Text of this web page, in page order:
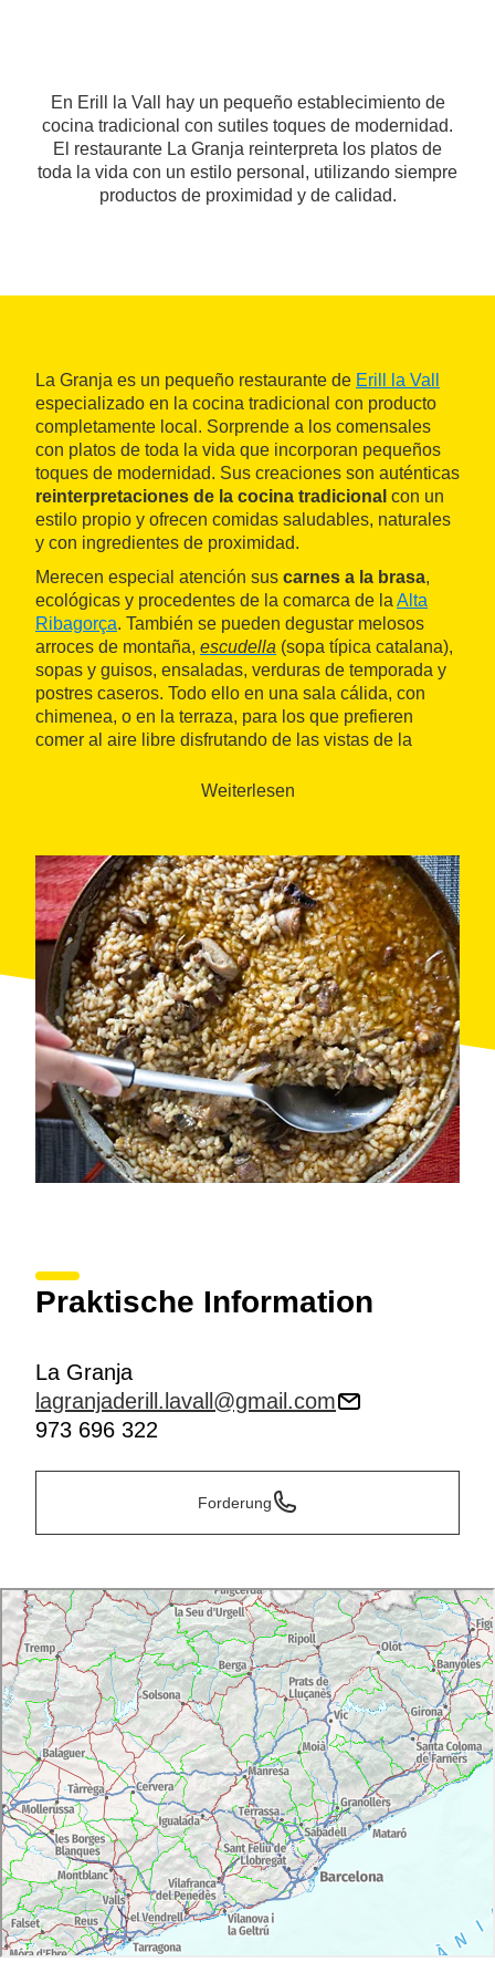
En Erill la Vall hay un pequeño establecimiento de
cocina tradicional con sutiles toques de modernidad.
El restaurante La Granja reinterpreta los platos de
toda la vida con un estilo personal, utilizando siempre
productos de proximidad y de calidad.
La Granja es un pequeño restaurante de Erill la Vall
especializado en la cocina tradicional con producto
completamente local. Sorprende a los comensales
con platos de toda la vida que incorporan pequeños
toques de modernidad. Sus creaciones son auténticas
reinterpretaciones de la cocina tradicional con un
estilo propio y ofrecen comidas saludables, naturales
y con ingredientes de proximidad.
Merecen especial atención sus carnes a la brasa,
ecológicas y procedentes de la comarca de la Alta
Ribagorça. También se pueden degustar melosos
arroces de montaña, escudella (sopa típica catalana),
sopas y guisos, ensaladas, verduras de temporada y
postres caseros. Todo ello en una sala cálida, con
chimenea, o en la terraza, para los que prefieren
comer al aire libre disfrutando de las vistas de la
Weiterlesen
Praktische Information
La Granja
lagranjaderill.lavall@gmail.com
973 696 322
Forderung